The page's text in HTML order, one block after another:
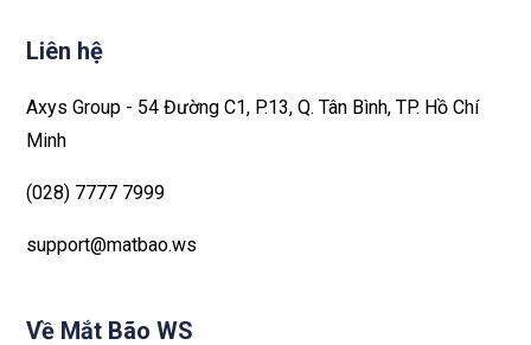
Liên hệ
Axys Group - 54 Đường C1, P.13, Q. Tân Bình, TP. Hồ Chí
Minh
(028) 7777 7999
support@matbao.ws
Về Mắt Bão WS